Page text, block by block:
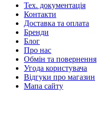
Тех. документація
Контакти
Доставка та оплата
Бренди
Блог
Про нас
Обмін та повернення
Угода користувача
Відгуки про магазин
Мапа сайту